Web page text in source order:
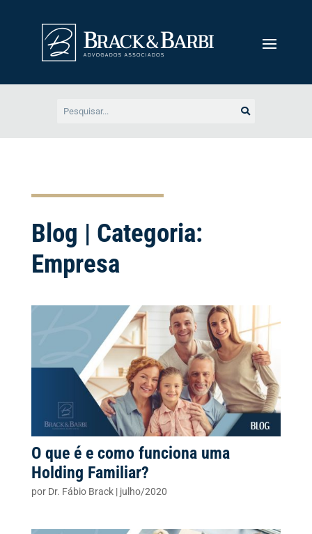
Blog | Categoria:
Empresa
O que é e como funciona uma
Holding Familiar?
por Dr. Fábio Brack| julho/2020